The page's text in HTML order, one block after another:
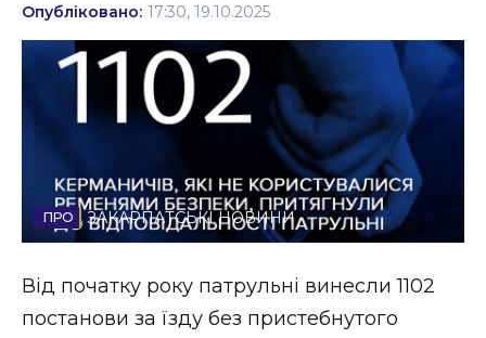
Події
Політика
Соціум
Стиль життя
Втрачений Ужгород (відеоверсія)
Опубліковано: 17:30, 19.10.2025
ЗАКАРПАТСЬКІ НОВИНИ
Від початку року патрульні винесли 1102
постанови за їзду без пристебнутого